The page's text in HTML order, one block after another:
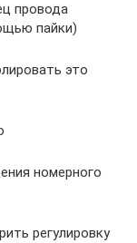
провода
пайки)
это
номерного
регулировку